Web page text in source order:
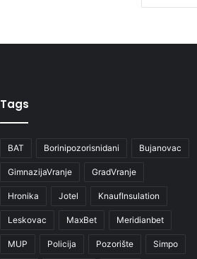
Tags
BAT Borinipozorisnidani Bujanovac
GimnazijaVranje GradVranje
Hronika Jotel KnaufInsulation
Leskovac MaxBet Meridianbet
MUP Policija Pozorište Simpo